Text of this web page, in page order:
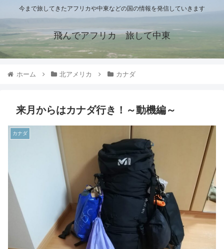
今まで旅してきたアフリカや中東などの国の情報を発信していきます
飛んでアフリカ 旅して中東
ホーム 北アメリカ カナダ
来月からはカナダ行き！～動機編～
カナダ